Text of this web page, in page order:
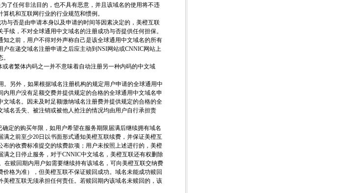
了任何非法目的，也不具有恶意，并且该域名的使用将不违
机和互联网行业的行业规范和惯例。
与否是由申请本身以及申请的时间等因素决定的，美橙互联
续，不对全球通用中文域名的注册成功与否提供任何担保。
之前，用户不得对外声称自己是该全球通用中文域名的所有
在递交域名注册申请之后应主动到NSI网站或CNNIC网站上
者繁体内码之一并不意味着自动注册另一种内码的中文域
。另外，如果根据域名注册机构的规定用户申请的全球通用中
用户没有足额交费并提供规定的合格的全球通用中文域名申
域名。因未及时足额缴纳域名注册费并提供规定的合格的全
名丢失、被注销或被他人抢注的情况均由用户自行承担责
定的购买年限，如用户希望在服务期限届满后继续拥有域名
之前至少20日以书面形式通知美橙互联续费，并保证美橙互
的收费标准提交的续费款项；用户未按照上述进行的，美橙
之日停止服务，对于CNNIC中文域名，美橙互联还有权删除
在赎回期内用户如需要继续持有该域名，可向美橙互联交纳费
格为准），但美橙互联不保证赎回成功。域名未能成功赎回
橙互联无须承担任何责任。若赎回期内该域名未赎回的，该